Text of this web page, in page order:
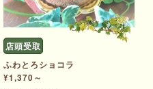
店頭受取
ふわとろショコラ
¥1,370～